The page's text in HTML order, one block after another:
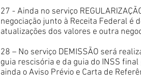
27 - Ainda no serviço
negociação junto à Receita Federal é
atualizações dos valores e outra
28 – No serviço DEMISSÃO será
guia rescisória e da guia do INSS
ainda o Aviso Prévio e Carta de